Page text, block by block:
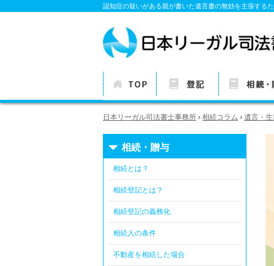
認知症の疑いがある親が書いた遺言書の無効を主張する
ての基本情報
基本情報
日本リーガル司法書士事務所 › 相続コラム › 遺言・
相続・贈与
相続とは？
相続登記とは？
相続登記の義務化
相続人の条件
不動産を相続した場合